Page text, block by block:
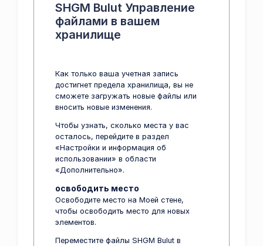
SHGM Bulut Управление
файлами в вашем
хранилище
Как только ваша учетная запись
достигнет предела хранилища, вы не
сможете загружать новые файлы или
вносить новые изменения.
Чтобы узнать, сколько места у вас
осталось, перейдите в раздел
«Настройки и информация об
использовании» в области
«Дополнительно».
освободить место
Освободите место на Моей стене,
чтобы освободить место для новых
элементов.
Переместите файлы SHGM Bulut в